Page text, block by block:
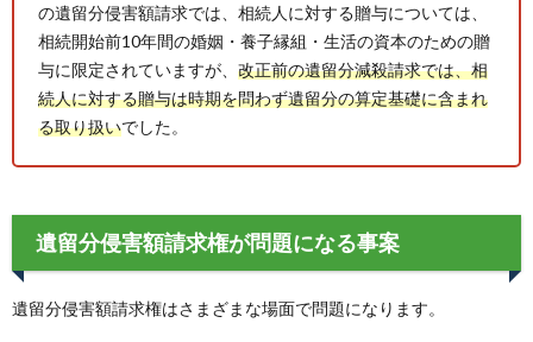
の遺留分侵害額請求では、相続人に対する贈与については、
相続開始前10年間の婚姻・養子縁組・生活の資本のための贈
与に限定されていますが、 改正前の遺留分減殺請求では、相
続人に対する贈与は時期を問わず遺留分の算定基礎に含まれ
る取り扱いでした。
遺留分侵害額請求権が問題になる事案
遺留分侵害額請求権はさまざまな場面で問題になります。